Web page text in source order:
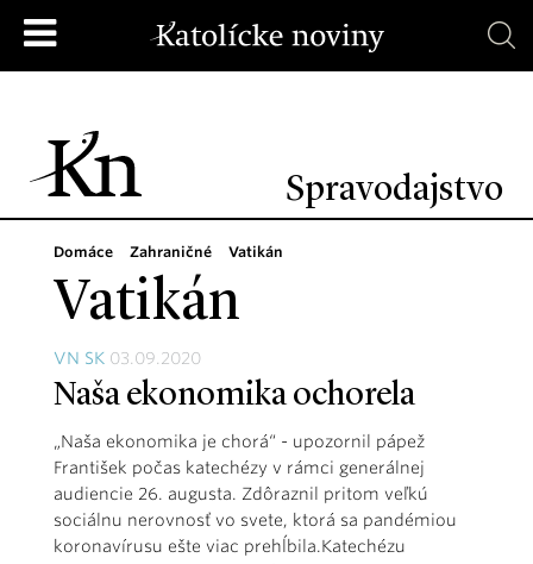
Spravodajstvo
Domáce Zahraničné Vatikán
Vatikán
VN SK 03.09.2020
Naša ekonomika ochorela
„Naša ekonomika je chorá“ - upozornil pápež
František počas katechézy v rámci generálnej
audiencie 26. augusta. Zdôraznil pritom veľkú
sociálnu nerovnosť vo svete, ktorá sa pandémiou
koronavírusu ešte viac prehĺbila.Katechézu